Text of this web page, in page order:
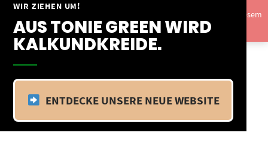
WIR ZIEHEN UM!
AUS TONIE GREEN WIRD
KALKUNDKREIDE.
ENTDECKE UNSERE NEUE WEBSITE
Springe
Inhalt
Vom 09.04.25 - 20.04.25 befinden wir uns im Betriebsurlaub. In diesem
Zeitraum findet kein Versand statt.Ausblenden